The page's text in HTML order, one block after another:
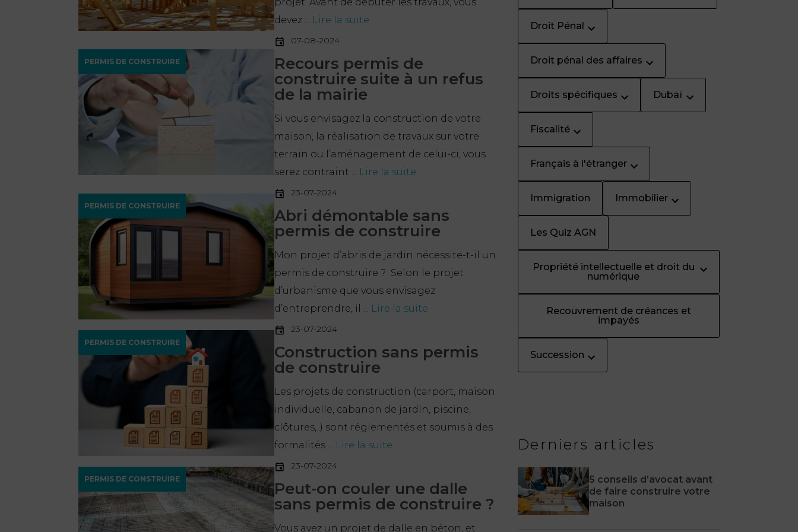
devez ... Lire la suite
PERMIS DE CONSTRUIRE
07-08-2024
Recours permis de
construire suite à un refus
de la mairie
Si vous envisagez la construction de votre
maison, la réalisation de travaux sur votre
terrain ou l’aménagement de celui-ci, vous
serez contraint ... Lire la suite
PERMIS DE CONSTRUIRE
23-07-2024
Abri démontable sans
permis de construire
Mon projet d’abris de jardin nécessite-t-il un
permis de construire ? Selon le projet
d’urbanisme que vous envisagez
d’entreprendre, il ... Lire la suite
PERMIS DE CONSTRUIRE
23-07-2024
Construction sans permis
de construire
Les projets de construction (carport, maison
individuelle, cabanon de jardin, piscine,
clôtures,..) sont réglementés et soumis à des
formalités ... Lire la suite
PERMIS DE CONSTRUIRE
23-07-2024
Peut-on couler une dalle
sans permis de construire ?
Vous avez un projet de dalle en béton, et
Droit Pénal
Droit pénal des affaires
Droits spécifiques Dubaï
Fiscalité
Français à l'étranger
Immigration Immobilier
Les Quiz AGN
Propriété intellectuelle et droit du
numérique
Recouvrement de créances et
impayés
Succession
Derniers articles
5 conseils d’avocat avant
de faire construire votre
maison